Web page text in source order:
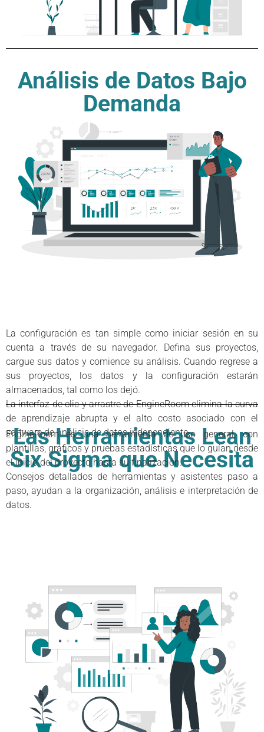
Análisis de Datos Bajo
Demanda
La configuración es tan simple como iniciar sesión en su
cuenta a través de su navegador. Defina sus proyectos,
cargue sus datos y comience su análisis. Cuando regrese a
sus proyectos, los datos y la configuración estarán
almacenados, tal como los dejó.
La interfaz de clic y arrastre de EngineRoom elimina la curva
de aprendizaje abrupta y el alto costo asociado con el
software de análisis de datos independiente.
Las Herramientas Lean
Six Sigma que Necesita
EngineRoom es una herramienta de uso general, con
plantillas, gráficos y pruebas estadísticas que lo guían desde
el inicio del proyecto hasta su finalización.
Consejos detallados de herramientas y asistentes paso a
paso, ayudan a la organización, análisis e interpretación de
datos.